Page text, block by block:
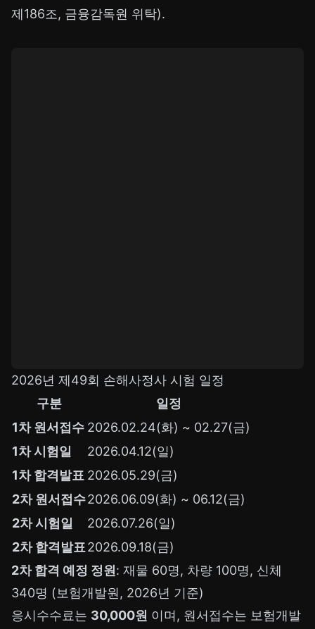
제186조, 금융감독원 위탁).
2026년 제49회 손해사정사 시험 일정
구분
일정
1차 원서접수 2026.02.24(화) ~ 02.27(금)
1차 시험일
2026.04.12(일)
1차 합격발표 2026.05.29(금)
2차 원서접수2026.06.09(화) ~ 06.12(금)
2차 시험일
2026.07.26(일)
2차 합격발표2026.09.18(금)
2차 합격 예정 정원: 재물 60명, 차량 100명, 신체
340명 (보험개발원, 2026년 기준)
응시수수료는 30,000원 이며, 원서접수는 보험개발